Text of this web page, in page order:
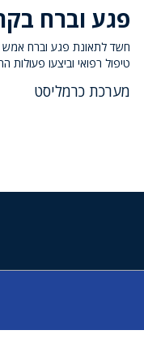
פגע וברח
חשד לתאונת פגע וברח אמש
טיפול רפואי וביצעו פעולות
מערכת כרמליסט